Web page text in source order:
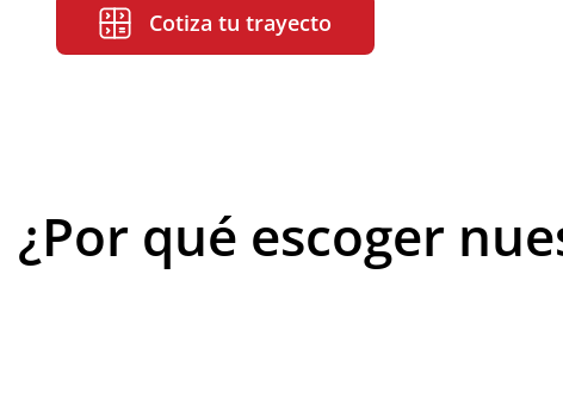
Cotiza tu trayecto
¿Por qué escoger